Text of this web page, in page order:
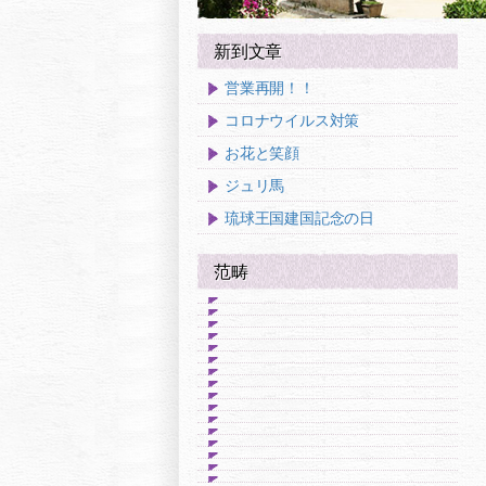
新到文章
営業再開！！
コロナウイルス対策
お花と笑顔
ジュリ馬
琉球王国建国記念の日
范畴